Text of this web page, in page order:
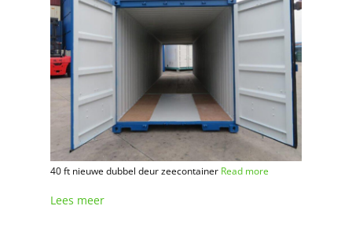
40 ft nieuwe dubbel deur zeecontainer Read more
Lees meer